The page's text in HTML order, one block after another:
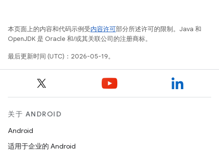
本页面上的内容和代码示例受内容许可部分所述许可的限制。Java 和
OpenJDK 是 Oracle 和/或其关联公司的注册商标。
最后更新时间 (UTC)：2026-05-19。
关于 ANDROID
Android
适用于企业的 Android